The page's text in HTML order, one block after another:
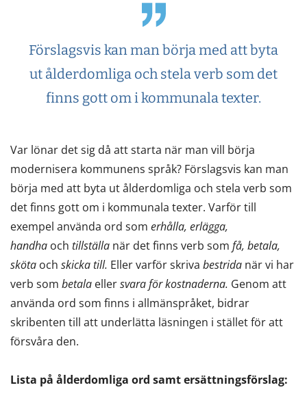
Förslagsvis kan man börja med att byta
ut ålderdomliga och stela verb som det
finns gott om i kommunala texter.
Var lönar det sig då att starta när man vill börja
modernisera kommunens språk? Förslagsvis kan man
börja med att byta ut ålderdomliga och stela verb som
det finns gott om i kommunala texter. Varför till
exempel använda ord som erhålla, erlägga,
handha och tillställa när det finns verb som få, betala,
sköta och skicka till. Eller varför skriva bestrida när vi har
verb som betala ellersvara för kostnaderna. Genom att
använda ord som finns i allmänspråket, bidrar
skribenten till att underlätta läsningen i stället för att
försvåra den.
Lista på ålderdomliga ord samt ersättningsförslag: